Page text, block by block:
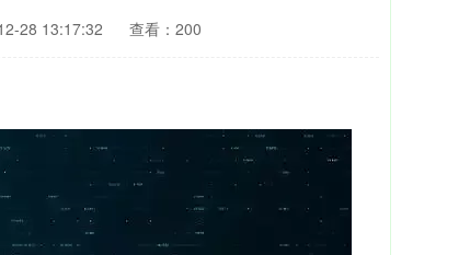
28 13:17:32 查看：200